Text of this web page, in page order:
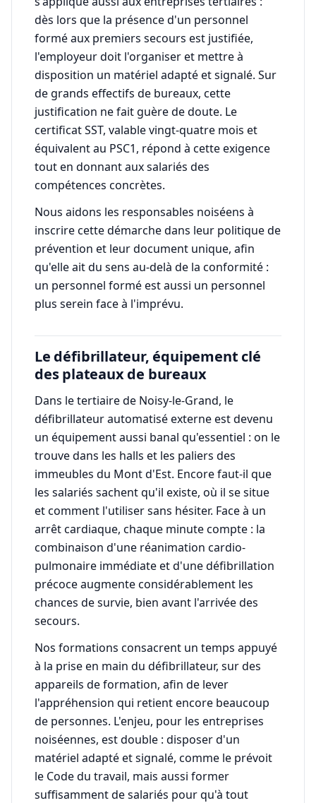
dès lors que la présence d'un personnel
formé aux premiers secours est justifiée,
l'employeur doit l'organiser et mettre à
disposition un matériel adapté et signalé. Sur
de grands effectifs de bureaux, cette
justification ne fait guère de doute. Le
certificat SST, valable vingt-quatre mois et
équivalent au PSC1, répond à cette exigence
tout en donnant aux salariés des
compétences concrètes.
Nous aidons les responsables noiséens à
inscrire cette démarche dans leur politique de
prévention et leur document unique, afin
qu'elle ait du sens au-delà de la conformité :
un personnel formé est aussi un personnel
plus serein face à l'imprévu.
Le défibrillateur, équipement clé
des plateaux de bureaux
Dans le tertiaire de Noisy-le-Grand, le
défibrillateur automatisé externe est devenu
un équipement aussi banal qu'essentiel : on le
trouve dans les halls et les paliers des
immeubles du Mont d'Est. Encore faut-il que
les salariés sachent qu'il existe, où il se situe
et comment l'utiliser sans hésiter. Face à un
arrêt cardiaque, chaque minute compte : la
combinaison d'une réanimation cardio-
pulmonaire immédiate et d'une défibrillation
précoce augmente considérablement les
chances de survie, bien avant l'arrivée des
secours.
Nos formations consacrent un temps appuyé
à la prise en main du défibrillateur, sur des
appareils de formation, afin de lever
l'appréhension qui retient encore beaucoup
de personnes. L'enjeu, pour les entreprises
noiséennes, est double : disposer d'un
matériel adapté et signalé, comme le prévoit
le Code du travail, mais aussi former
suffisamment de salariés pour qu'à tout